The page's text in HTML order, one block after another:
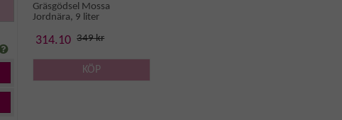
Gräsgödsel Mossa
Jordnära, 9 liter
314.10 349 kr
KÖP